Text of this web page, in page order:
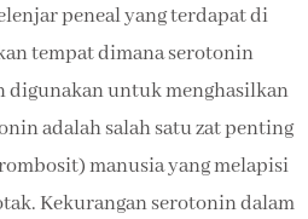
peneal yang terdapat di
tempat dimana serotonin
untuk menghasilkan
adalah salah satu zat penting
manusia yang melapisi
Kekurangan serotonin dalam